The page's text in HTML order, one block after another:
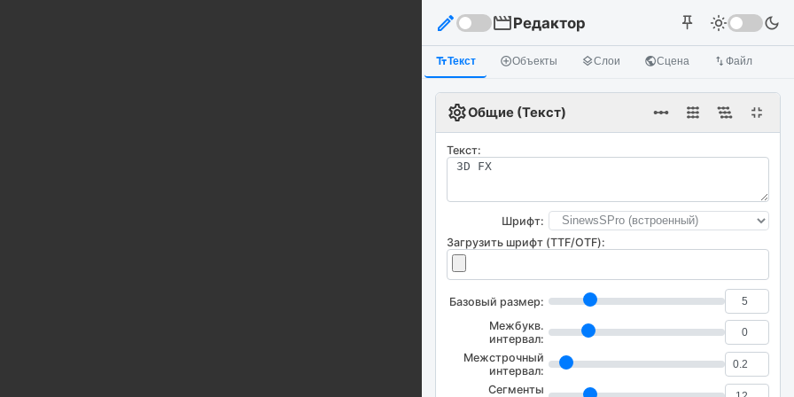
edit movieРедактор push_pin light_mode dark_mode
text_fieldsТекст add_circle_outlineОбъекты layersСлои publicСцена import_export Файл
settingsОбщие (Текст) linear_scale fullscreen_exit
Текст:
Шрифт:
Загрузить шрифт (TTF/OTF):
Базовый размер:
Межбукв.
интервал:
Межстрочный
интервал:
Сегменты